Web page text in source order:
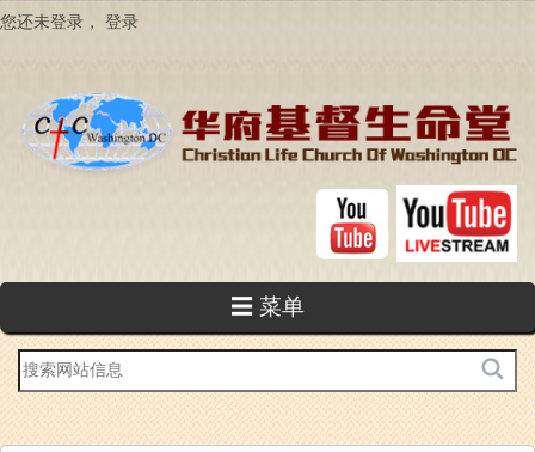
跳
您还未登录， 登录
☰ 菜单
站
内
搜
索